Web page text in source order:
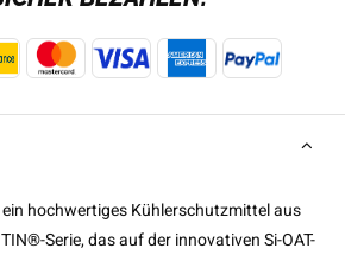
hochwertiges Kühlerschutzmittel aus
Serie, das auf der innovativen Si-OAT-